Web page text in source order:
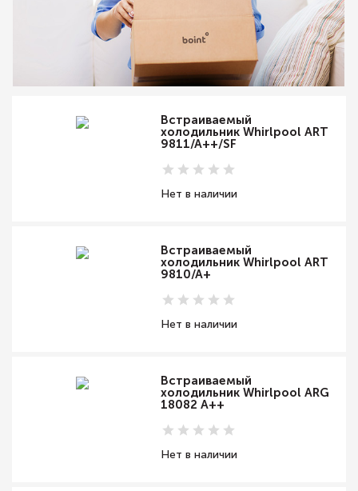
Встраиваемый
холодильник Whirlpool ART
9811/A++/SF
Нет в наличии
Встраиваемый
холодильник Whirlpool ART
9810/A+
Нет в наличии
Встраиваемый
холодильник Whirlpool ARG
18082 A++
Нет в наличии